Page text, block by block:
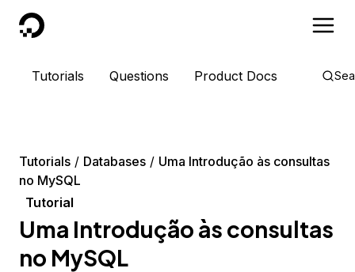
DigitalOcean
Tutorials Questions Product Docs
Tutorials Databases
Uma Introdução às consultas
no MySQL
Tutorial
Uma Introdução às consultas
no MySQL